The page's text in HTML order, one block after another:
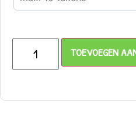
TOEVOEGEN